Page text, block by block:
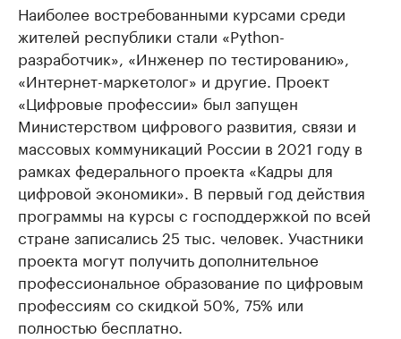
Наиболее востребованными курсами среди
жителей республики стали «Python-
разработчик», «Инженер по тестированию»,
«Интернет-маркетолог» и другие. Проект
«Цифровые профессии» был запущен
Министерством цифрового развития, связи и
массовых коммуникаций России в 2021 году в
рамках федерального проекта «Кадры для
цифровой экономики». В первый год действия
программы на курсы с господдержкой по всей
стране записались 25 тыс. человек. Участники
проекта могут получить дополнительное
профессиональное образование по цифровым
профессиям со скидкой 50%, 75% или
полностью бесплатно.